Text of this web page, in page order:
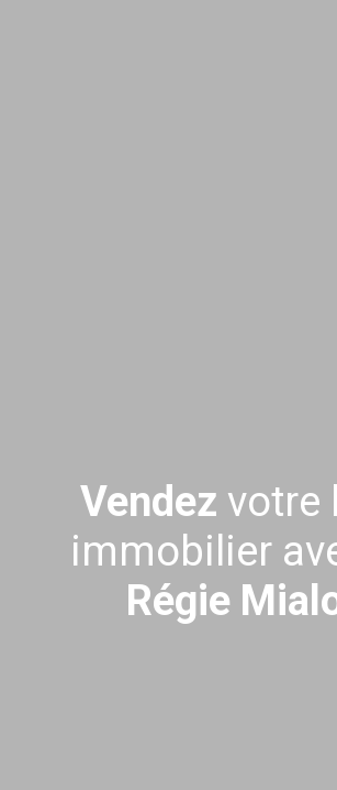
Vendez votre
immobilier
Régie